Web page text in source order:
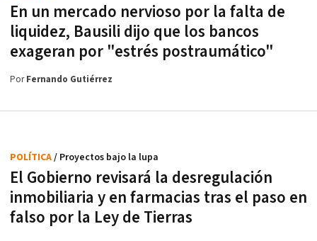
En un mercado nervioso por la falta de
liquidez, Bausili dijo que los bancos
exageran por "estrés postraumático"
PorFernando Gutiérrez
El Gobierno revisará la desregulación
inmobiliaria y en farmacias tras el paso en
falso por la Ley de Tierras
POLÍTICA/ Proyectos bajo la lupa